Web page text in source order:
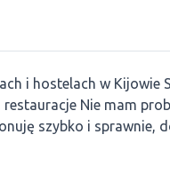
i hostelach w Kijowie
Nie mam
szybko i sprawnie,